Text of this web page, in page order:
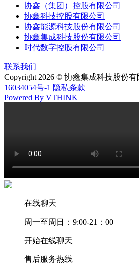
协鑫（集团）控股有限公司
协鑫科技控股有限公司
协鑫能源科技股份有限公司
协鑫集成科技股份有限公司
时代数字控股有限公司
联系我们
Copyright 2026 © 协鑫集成科技股份有
16034054号-1 隐私条款
Powered By VTHINK
在线聊天
周一至周日：9:00-21：00
开始在线聊天
售后服务热线